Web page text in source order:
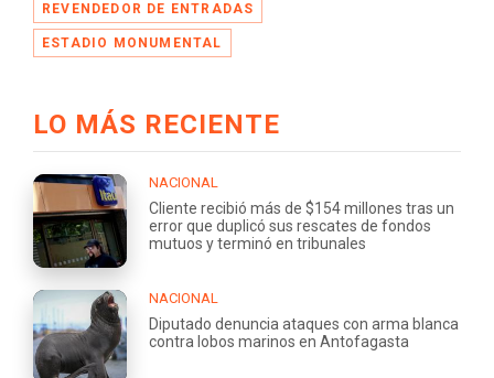
REVENDEDOR DE ENTRADAS
ESTADIO MONUMENTAL
LO MÁS RECIENTE
NACIONAL
Cliente recibió más de $154 millones tras un
error que duplicó sus rescates de fondos
mutuos y terminó en tribunales
NACIONAL
Diputado denuncia ataques con arma blanca
contra lobos marinos en Antofagasta